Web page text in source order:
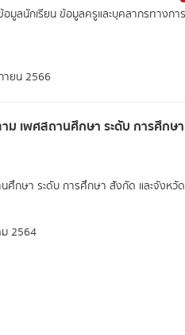
มูลนักเรียน ข้อมูลครูและบุคลากรทาง
ยน 2566
ม เพศสถานศึกษา ระดับ การศึกษ
ศึกษา ระดับ การศึกษา สังกัด และจังหวัด
2564